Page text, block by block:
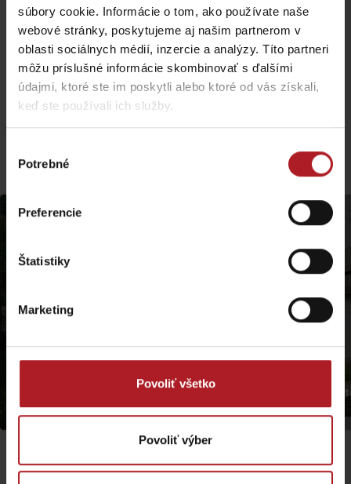
súbory cookie. Informácie o tom, ako používate naše
webové stránky, poskytujeme aj našim partnerom v
oblasti sociálnych médií, inzercie a analýzy. Títo partneri
môžu príslušné informácie skombinovať s ďalšími
údajmi, ktoré ste im poskytli alebo ktoré od vás získali,
keď ste používali ich služby.
súhlasu
Potrebné
Preferencie
Štatistiky
Marketing
Povoliť všetko
Povoliť výber
V mesiacoch Máj a September: Prehliadky sa konajú každú sobotu o
10:00, 12:00 a 14:00. Lístky si zakúpite na recepcii. Mimo pravidelných
vstupov je možné si objednať cez e-mail prehliadku pre skupiny 10 a
viac osôb minimálne deň vopred.
Prehliadky v anglickom jazyku sa rezervujú vopred mimo riadnych
vyhlásených časov prehliadok.
Audio sprievodca Vlkolíncom
Audio sprievodca
Liptovským Jánom